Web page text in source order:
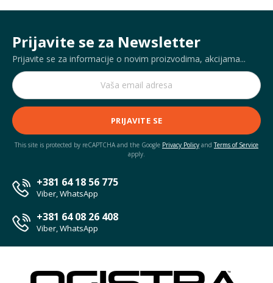
Prijavite se za Newsletter
Prijavite se za informacije o novim proizvodima, akcijama...
PRIJAVITE SE
This site is protected by reCAPTCHA and the Google Privacy Policy andTerms of Service
apply.
+381 64 18 56 775
Viber, WhatsApp
+381 64 08 26 408
Viber, WhatsApp